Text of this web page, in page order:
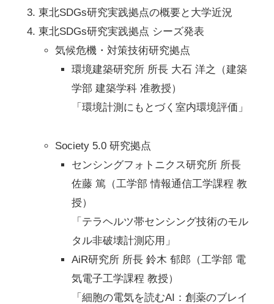
東北SDGs研究実践拠点の概要と大学近況
東北SDGs研究実践拠点 シーズ発表
気候危機・対策技術研究拠点
環境建築研究所 所長 大石 洋之（建築
学部 建築学科 准教授）
「環境計測にもとづく室内環境評価」
Society 5.0 研究拠点
センシングフォトニクス研究所 所長
佐藤 篤（工学部 情報通信工学課程 教
授）
「テラヘルツ帯センシング技術のモル
タル非破壊計測応用」
AiR研究所 所長 鈴木 郁郎（工学部 電
気電子工学課程 教授）
「細胞の電気を読むAI：創薬のブレイ